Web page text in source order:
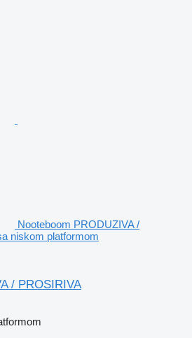
Nooteboom PRODUZIVA /
niskom platformom
/ PROSIRIVA